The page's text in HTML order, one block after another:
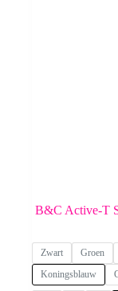
B&C Active-T
Zwart Groen
Koningsblauw